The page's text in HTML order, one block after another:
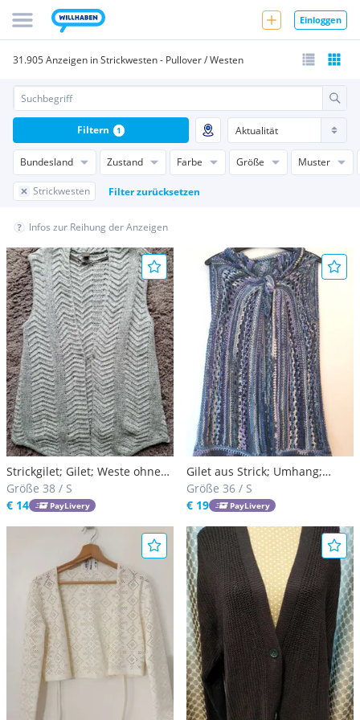
Einloggen
31.905 Anzeigen in Strickwesten - Pullover / Westen
Bundesland Zustand Farbe Größe Muster
Strickwesten Filter zurücksetzen
Filtern 1
Infos zur Reihung der Anzeigen
Strickgilet; Gilet; Weste ohne
Ärmel
Größe 38 / S
€ 14
PayLivery
Gilet aus Strick; Umhang;
Unikat; Weste
Größe 36 / S
€ 19
PayLivery